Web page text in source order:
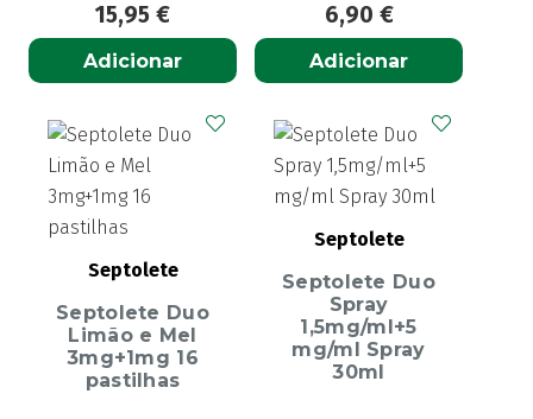
15,95 €
Adicionar
6,90 €
Adicionar
Septolete
Septolete Duo
Limão e Mel
3mg+1mg 16
pastilhas
Septolete
Septolete Duo
Spray
1,5mg/ml+5
mg/ml Spray
30ml